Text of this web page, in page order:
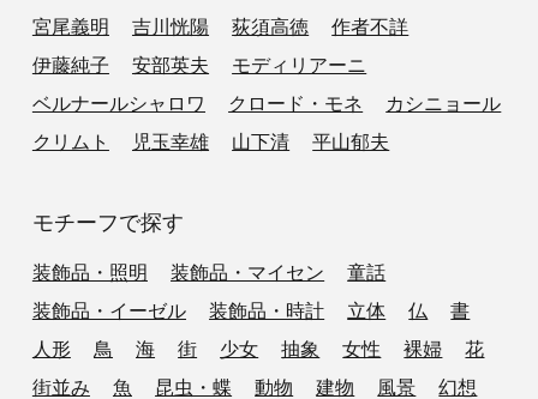
宮尾義明
吉川恍陽 荻須高徳
作者不詳
伊藤純子
安部英夫
モディリアーニ
ベルナールシャロワ
クロード・モネ
カシニョール
クリムト
児玉幸雄 山下清 平山郁夫
モチーフで探す
装飾品・照明 装飾品・マイセン
童話
装飾品・イーゼル
装飾品・時計 立体 仏
書
人形
鳥 海 街 少女 抽象 女性 裸婦
花
街並み
魚 昆虫・蝶 動物 建物 風景
幻想